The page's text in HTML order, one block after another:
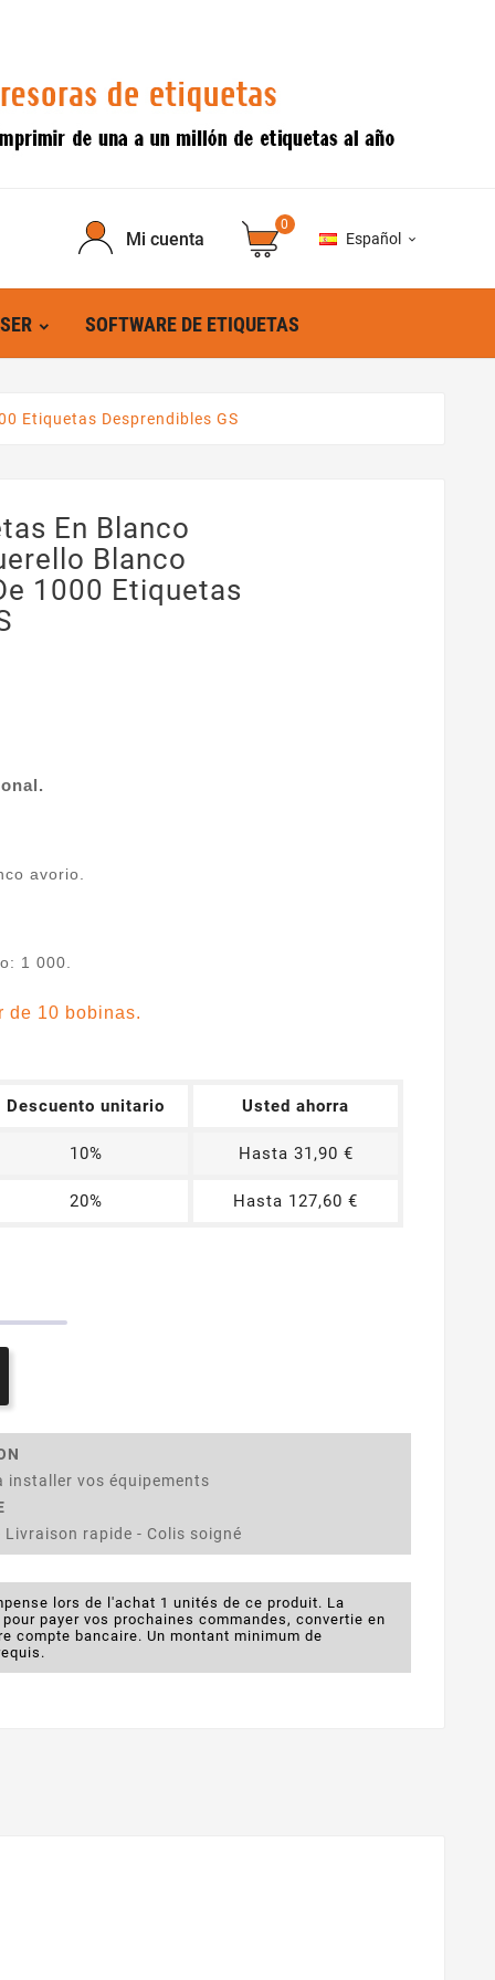
Mi cuenta
0
Español 
SOFTWARE DE ETIQUETAS
Etiquetas Desprendibles GS
En Blanco
Blanco
1000 Etiquetas
avorio.
1 000.
de 10 bobinas.
Descuento unitario Usted ahorra
10% Hasta 31,90 €
20% Hasta 127,60 €
installer vos équipements
rapide - Colis soigné
lors de l'achat 1 unités de ce produit. La
payer vos prochaines commandes, convertie en
compte bancaire. Un montant minimum de